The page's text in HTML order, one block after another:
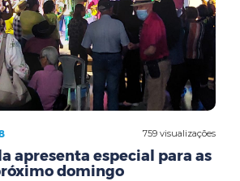
759 visualizações
apresenta especial para as
domingo